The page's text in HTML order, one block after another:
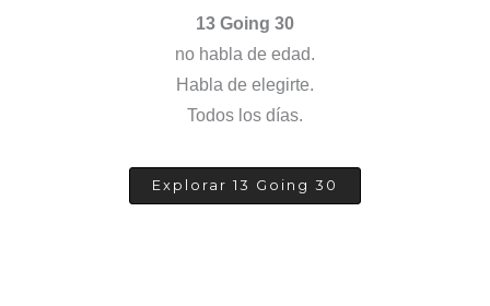
13 Going 30
no habla de edad.
Habla de elegirte.
Todos los días.
Explorar 13 Going 30